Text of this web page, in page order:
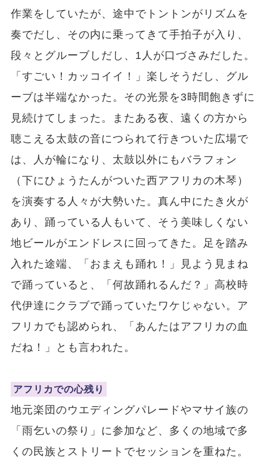
作業をしていたが、途中でトントンがリズムを
奏でだし、その内に乗ってきて手拍子が入り、
段々とグルーブしだし、1人が口づさみだした。
「すごい！カッコイイ！」楽しそうだし、グル
ーブは半端なかった。その光景を3時間飽きずに
見続けてしまった。またある夜、遠くの方から
聴こえる太鼓の音につられて行きついた広場で
は、人が輪になり、太鼓以外にもバラフォン
（下にひょうたんがついた西アフリカの木琴）
を演奏する人々が大勢いた。真ん中にたき火が
あり、踊っている人もいて、そう美味しくない
地ビールがエンドレスに回ってきた。足を踏み
入れた途端、「おまえも踊れ！」見よう見まね
で踊っていると、「何故踊れるんだ？」高校時
代伊達にクラブで踊っていたワケじゃない。ア
フリカでも認められ、「あんたはアフリカの血
だね！」とも言われた。
アフリカでの心残り
地元楽団のウエディングパレードやマサイ族の
「雨乞いの祭り」に参加など、多くの地域で多
くの民族とストリートでセッションを重ねた。